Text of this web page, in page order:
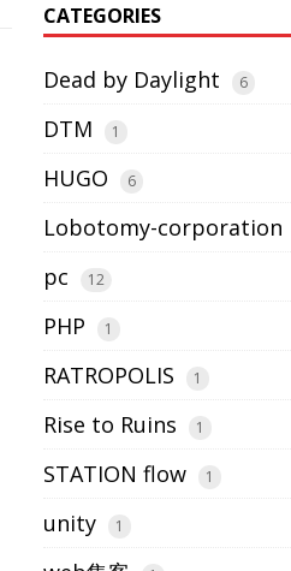
CATEGORIES
Dead by Daylight 6
DTM 1
HUGO 6
Lobotomy-corporation
pc 12
PHP 1
RATROPOLIS 1
Rise to Ruins 1
STATION flow 1
unity 1